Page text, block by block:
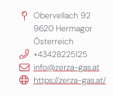
Obervellach 92
9620 Hermagor
Österreich
+43428225125
info@zerza-gas.at
https://zerza-gas.at/